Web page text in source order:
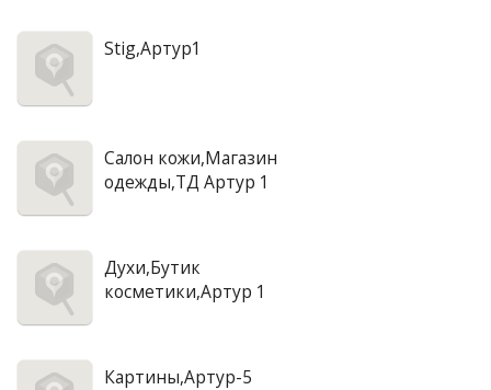
Stig,Артур1
Салон кожи,Магазин
одежды,ТД Артур 1
Духи,Бутик
косметики,Артур 1
Картины,Артур-5